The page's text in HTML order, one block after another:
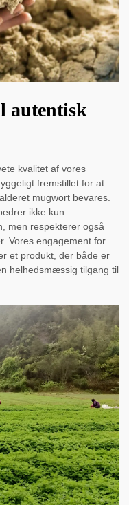
autentisk
kvalitet af vores
fremstillet for at
mugwort bevares.
ikke kun
men respekterer også
Vores engagement for
et produkt, der både er
helhedsmæssig tilgang til